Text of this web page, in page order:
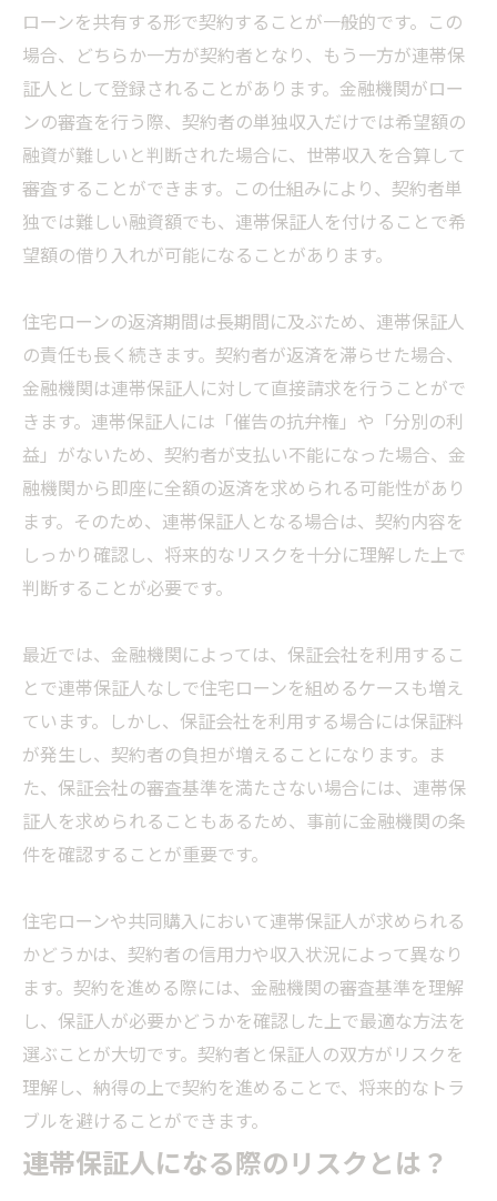
ローンを共有する形で契約することが一般的です。この
場合、どちらか一方が契約者となり、もう一方が連帯保
証人として登録されることがあります。金融機関がロー
ンの審査を行う際、契約者の単独収入だけでは希望額の
融資が難しいと判断された場合に、世帯収入を合算して
審査することができます。この仕組みにより、契約者単
独では難しい融資額でも、連帯保証人を付けることで希
望額の借り入れが可能になることがあります。
住宅ローンの返済期間は長期間に及ぶため、連帯保証人
の責任も長く続きます。契約者が返済を滞らせた場合、
金融機関は連帯保証人に対して直接請求を行うことがで
きます。連帯保証人には「催告の抗弁権」や「分別の利
益」がないため、契約者が支払い不能になった場合、金
融機関から即座に全額の返済を求められる可能性があり
ます。そのため、連帯保証人となる場合は、契約内容を
しっかり確認し、将来的なリスクを十分に理解した上で
判断することが必要です。
最近では、金融機関によっては、保証会社を利用するこ
とで連帯保証人なしで住宅ローンを組めるケースも増え
ています。しかし、保証会社を利用する場合には保証料
が発生し、契約者の負担が増えることになります。ま
た、保証会社の審査基準を満たさない場合には、連帯保
証人を求められることもあるため、事前に金融機関の条
件を確認することが重要です。
住宅ローンや共同購入において連帯保証人が求められる
かどうかは、契約者の信用力や収入状況によって異なり
ます。契約を進める際には、金融機関の審査基準を理解
し、保証人が必要かどうかを確認した上で最適な方法を
選ぶことが大切です。契約者と保証人の双方がリスクを
理解し、納得の上で契約を進めることで、将来的なトラ
ブルを避けることができます。
連帯保証人になる際のリスクとは？